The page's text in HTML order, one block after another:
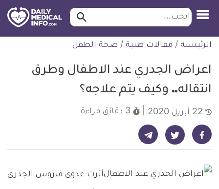
التخطي
للمحتوى
ابحث ابحث…
الرئيسية / مقالات طبية / صحة الطفل
اعراض الجدري عند الاطفال وطرق
انتقاله.. وكيف يتم علاجه؟
3 دقائق قراءة
شارك على فيسبوك - ديلي ميديكال انفو شارك على تويتر - ديلي ميديكال انفو شارك على تيليجرام - ديلي ميديكال انفو
أثرت عدوى فيروس الجدري